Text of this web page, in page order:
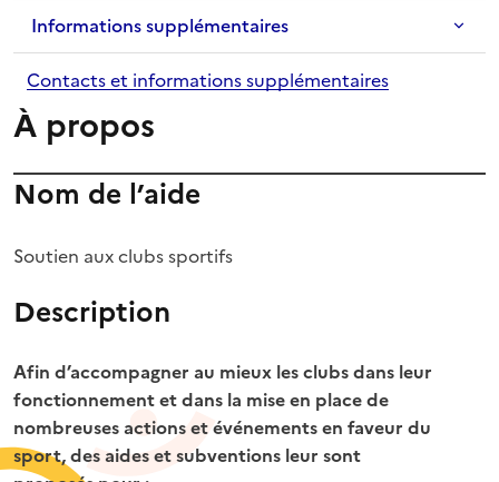
Informations supplémentaires
Contacts et informations supplémentaires
À propos
Nom de l’aide
Soutien aux clubs sportifs
Description
Afin d’accompagner au mieux les clubs dans leur
fonctionnement et dans la mise en place de
nombreuses actions et événements en faveur du
sport, des aides et subventions leur sont